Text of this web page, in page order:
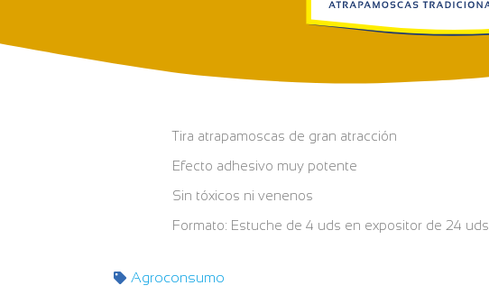
Tira atrapamoscas de gran atracción
Efecto adhesivo muy potente
Sin tóxicos ni venenos
Formato: Estuche de 4 uds en expositor de 24 uds
Agroconsumo